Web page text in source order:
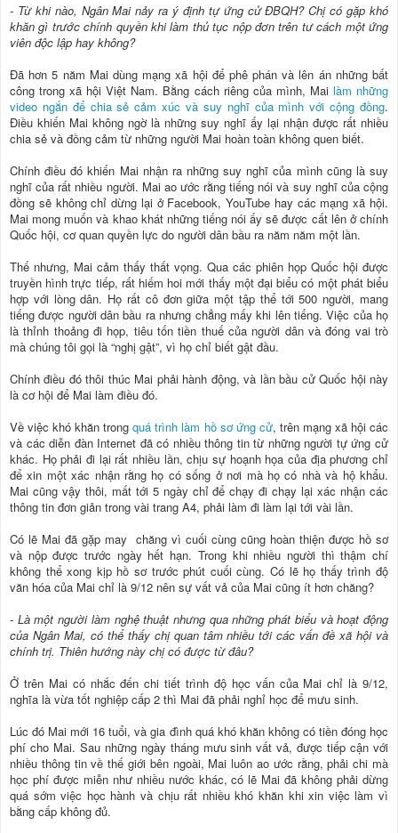
- Từ khi nào, Ngân Mai nảy ra ý định tự ứng cử ĐBQH? Chị có gặp khó
khăn gì trước chính quyền khi làm thủ tục nộp đơn trên tư cách một ứng
viên độc lập hay không?
Đã hơn 5 năm Mai dùng mạng xã hội để phê phán và lên án những bất
công trong xã hội Việt Nam. Bằng cách riêng của mình, Mai làm những
video ngắn để chia sẻ cảm xúc và suy nghĩ của mình với cộng đồng.
Điều khiến Mai không ngờ là những suy nghĩ ấy lại nhận được rất nhiều
chia sẻ và đồng cảm từ những người Mai hoàn toàn không quen biết.
Chính điều đó khiến Mai nhận ra những suy nghĩ của mình cũng là suy
nghĩ của rất nhiều người. Mai ao ước rằng tiếng nói và suy nghĩ của cộng
đồng sẽ không chỉ dừng lại ở Facebook, YouTube hay các mạng xã hội.
Mai mong muốn và khao khát những tiếng nói ấy sẽ được cất lên ở chính
Quốc hội, cơ quan quyền lực do người dân bầu ra năm năm một lần.
Thế nhưng, Mai cảm thấy thất vọng. Qua các phiên họp Quốc hội được
truyền hình trực tiếp, rất hiếm hoi mới thấy một đại biểu có một phát biểu
hợp với lòng dân. Họ rất cô đơn giữa một tập thể tới 500 người, mang
tiếng được người dân bầu ra nhưng chẳng mấy khi lên tiếng. Việc của họ
là thỉnh thoảng đi họp, tiêu tốn tiền thuế của người dân và đóng vai trò
mà chúng tôi gọi là “nghị gật”, vì họ chỉ biết gật đầu.
Chính điều đó thôi thúc Mai phải hành động, và lần bầu cử Quốc hội này
là cơ hội để Mai làm điều đó.
Về việc khó khăn trongquá trình làm hồ sơ ứng cử, trên mạng xã hội các
và các diễn đàn Internet đã có nhiều thông tin từ những người tự ứng cử
khác. Họ phải đi lại rất nhiều lần, chịu sự hoạnh họa của địa phương chỉ
để xin một xác nhận rằng họ có sống ở nơi mà họ có nhà và hộ khẩu.
Mai cũng vậy thôi, mất tới 5 ngày chỉ để chạy đi chạy lại xác nhận các
thông tin đơn giản trong vài trang A4, phải làm đi làm lại tới vài lần.
Có lẽ Mai đã gặp may chăng vì cuối cùng cũng hoàn thiện được hồ sơ
và nộp được trước ngày hết hạn. Trong khi nhiều người thì thậm chí
không thể xong kịp hồ sơ trước phút cuối cùng. Có lẽ họ thấy trình độ
văn hóa của Mai chỉ là 9/12 nên sự vất vả của Mai cũng ít hơn chăng?
- Là một người làm nghệ thuật nhưng qua những phát biểu và hoạt động
của Ngân Mai, có thể thấy chị quan tâm nhiều tới các vấn đề xã hội và
chính trị. Thiên hướng này chị có được từ đâu?
Ở trên Mai có nhắc đến chi tiết trình độ học vấn của Mai chỉ là 9/12,
nghĩa là vừa tốt nghiệp cấp 2 thì Mai đã phải nghỉ học để mưu sinh.
Lúc đó Mai mới 16 tuổi, và gia đình quá khó khăn không có tiền đóng học
phí cho Mai. Sau những ngày tháng mưu sinh vất vả, được tiếp cận với
nhiều thông tin về thế giới bên ngoài, Mai luôn ao ước rằng, phải chi mà
học phí được miễn như nhiều nước khác, có lẽ Mai đã không phải dừng
quá sớm việc học hành và chịu rất nhiều khó khăn khi xin việc làm vì
bằng cấp không đủ.